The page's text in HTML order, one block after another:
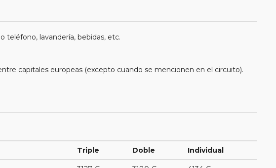
teléfono, lavandería, bebidas, etc.
capitales europeas (excepto cuando se mencionen en el circuito).
Triple Doble Individual